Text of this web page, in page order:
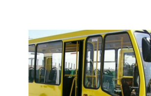
Міська рада
Бюджет
Публічна інформація